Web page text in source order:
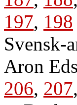
197, 198
Svensk-
Aron
206, 207,